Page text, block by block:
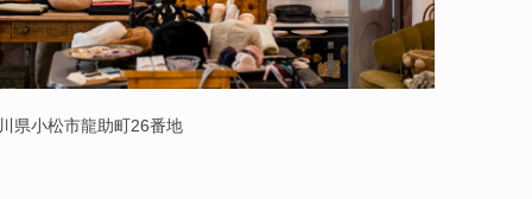
県小松市龍助町26番地